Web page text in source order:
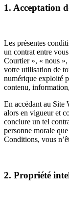
1. Acceptation
Les présentes
un contrat entre
Courtier », « nous »,
votre utilisation de
numérique exploité
contenu,
En accédant au Site
alors en vigueur et
conclure un tel
personne morale
Conditions, vous
2. Propriété